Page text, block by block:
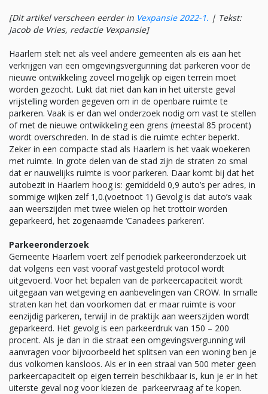
[Dit artikel verscheen eerder in Vexpansie 2022-1. | Tekst:
Jacob de Vries, redactie Vexpansie]
Haarlem stelt net als veel andere gemeenten als eis aan het
verkrijgen van een omgevingsvergunning dat parkeren voor de
nieuwe ontwikkeling zoveel mogelijk op eigen terrein moet
worden gezocht. Lukt dat niet dan kan in het uiterste geval
vrijstelling worden gegeven om in de openbare ruimte te
parkeren. Vaak is er dan wel onderzoek nodig om vast te stellen
of met de nieuwe ontwikkeling een grens (meestal 85 procent)
wordt overschreden. In de stad is die ruimte echter beperkt.
Zeker in een compacte stad als Haarlem is het vaak woekeren
met ruimte. In grote delen van de stad zijn de straten zo smal
dat er nauwelijks ruimte is voor parkeren. Daar komt bij dat het
autobezit in Haarlem hoog is: gemiddeld 0,9 auto’s per adres, in
sommige wijken zelf 1,0.(voetnoot 1) Gevolg is dat auto’s vaak
aan weerszijden met twee wielen op het trottoir worden
geparkeerd, het zogenaamde ‘Canadees parkeren’.
Parkeeronderzoek
Gemeente Haarlem voert zelf periodiek parkeeronderzoek uit
dat volgens een vast vooraf vastgesteld protocol wordt
uitgevoerd. Voor het bepalen van de parkeercapaciteit wordt
uitgegaan van wetgeving en aanbevelingen van CROW. In smalle
straten kan het dan voorkomen dat er maar ruimte is voor
eenzijdig parkeren, terwijl in de praktijk aan weerszijden wordt
geparkeerd. Het gevolg is een parkeerdruk van 150 – 200
procent. Als je dan in die straat een omgevingsvergunning wil
aanvragen voor bijvoorbeeld het splitsen van een woning ben je
dus volkomen kansloos. Als er in een straal van 500 meter geen
parkeercapaciteit op eigen terrein beschikbaar is, kun je er in het
uiterste geval nog voor kiezen de parkeervraag af te kopen.